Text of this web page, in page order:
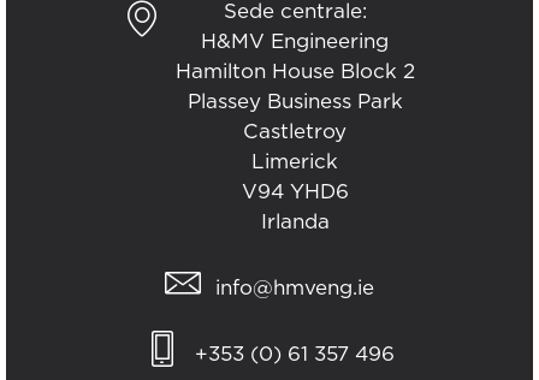
Sede centrale:
H&MV Engineering
Hamilton House Block 2
Plassey Business Park
Castletroy
Limerick
V94 YHD6
Irlanda
info@hmveng.ie
+353 (0) 61 357 496